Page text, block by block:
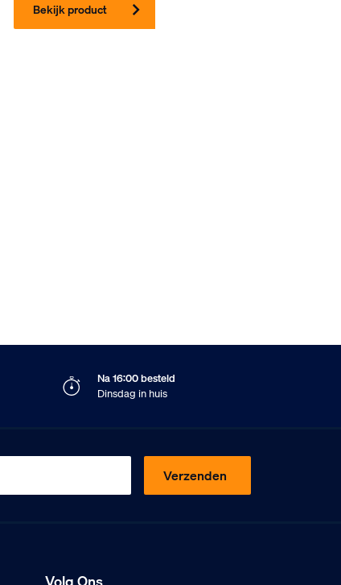
Bekijk product
Na 16:00 besteld
Dinsdag in huis
Verzenden